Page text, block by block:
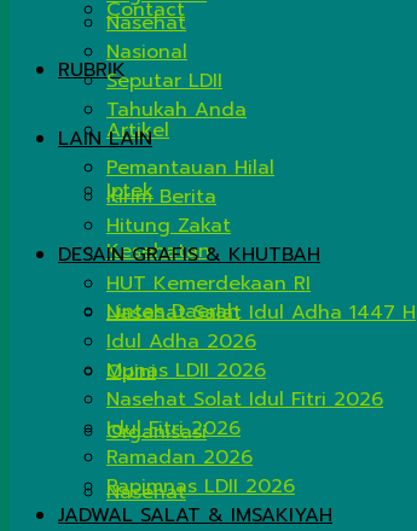
Contact
RUBRIK
Artikel
Iptek
Kesehatan
Lintas Daerah
Opini
Organisasi
Nasehat
Nasehat
Nasional
Seputar LDII
Tahukah Anda
LAIN LAIN
Pemantauan Hilal
Kirim Berita
Hitung Zakat
DESAIN GRAFIS & KHUTBAH
HUT Kemerdekaan RI
Nasehat Salat Idul Adha 1447 H
Idul Adha 2026
Munas LDII 2026
Nasehat Solat Idul Fitri 2026
Idul Fitri 2026
Ramadan 2026
Rapimnas LDII 2026
JADWAL SALAT & IMSAKIYAH